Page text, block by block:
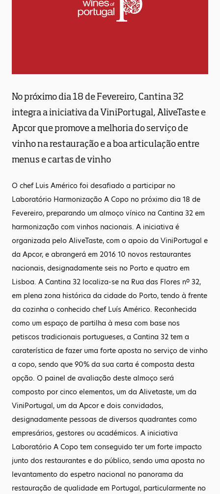
No próximo dia 18 de Fevereiro, Cantina 32
integra a iniciativa da ViniPortugal, AliveTaste e
Apcor que promove a melhoria do serviço de
vinho na restauração e a boa articulação entre
menus e cartas de vinho
O chef Luis Américo foi desafiado a participar no
Laboratório Harmonização A Copo no próximo dia 18 de
Fevereiro, preparando um almoço vínico na Cantina 32 em
harmonização com vinhos nacionais. A iniciativa é
organizada pelo AliveTaste, com o apoio da ViniPortugal e
da Apcor, e abrangerá em 2016 10 novos restaurantes
nacionais, designadamente seis no Porto e quatro em
Lisboa. A Cantina 32 localiza-se na Rua das Flores nº 32,
em plena zona histórica da cidade do Porto, tendo à frente
da cozinha o conhecido chef Luís Américo. Reconhecida
como um espaço de partilha à mesa com base nos
petiscos tradicionais portugueses, a Cantina 32 tem a
caraterística de fazer uma forte aposta no serviço de vinho
a copo, sendo que 90% da sua carta é composta desta
opção. O painel de avaliação deste almoço será
composto por cinco elementos, um da Alivetaste, um da
ViniPortugal, um da Apcor e dois convidados,
designadamente pessoas de diversos quadrantes como
empresários, gestores ou académicos. A iniciativa
Laboratório A Copo tem conseguido ter um forte impacto
junto dos restaurantes e do público, sendo uma aposta no
levantamento do espetro nacional no panorama da
restauração de qualidade em Portugal, particularmente no